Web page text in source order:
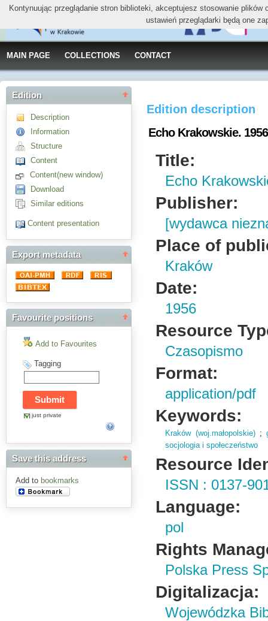
MAIN PAGE COLLECTIONS CONTACT
Edition
Description
Information
Structure
Content
Content(new window)
Download
Similar editions
Content presentation
Export metadata
Favourite positions
Add to Favourites
Tagging
just private
Save this address
Add to bookmarks
Edition description
Echo Krakowskie.
Title:
Echo
Publisher:
[wydawca
Place of
Kraków
Date:
1956
Resource
Czasopismo
Format:
application/pdf
Keywords:
Kraków (woj.małopolskie);
socjologia i społeczeństwo
Resource
ISSN : 0137-
Language:
pol
Rights
Polska Press
Digitalizacja:
Wojewódzka
Kontynuując przeglądanie stron biblioteki, akceptujesz stosowanie
ustawień przeglądarki będą one